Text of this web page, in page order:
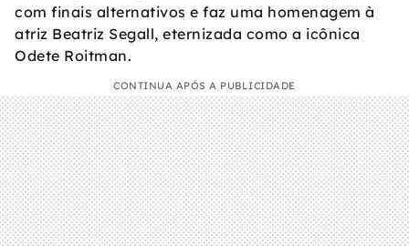
com finais alternativos e faz uma homenagem à
atriz Beatriz Segall, eternizada como a icônica
Odete Roitman.
CONTINUA APÓS A PUBLICIDADE